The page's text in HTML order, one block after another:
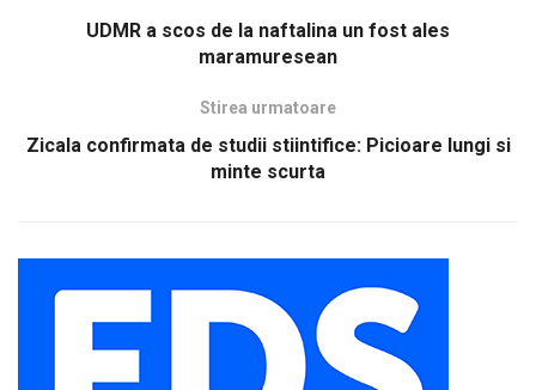
UDMR a scos de la naftalina un fost ales
maramuresean
Stirea urmatoare
Zicala confirmata de studii stiintifice: Picioare lungi si
minte scurta